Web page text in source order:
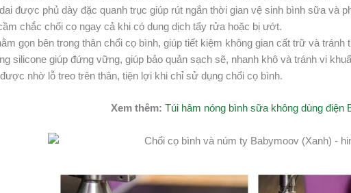
được phủ dày đặc quanh trục giúp rút ngắn thời gian vệ sinh bình sữa và
chắc chổi cọ ngay cả khi có dung dịch tẩy rửa hoặc bị ướt.
gọn bên trong thân chổi cọ bình, giúp tiết kiệm không gian cất trữ và tránh
silicone giúp đứng vững, giúp bảo quản sạch sẽ, nhanh khô và tránh vi
nhờ lỗ treo trên thân, tiện lợi khi chỉ sử dụng chổi cọ bình.
Xem thêm: Túi hâm nóng bình sữa không dùng điện